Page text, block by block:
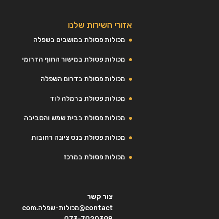
אזורי השירות שלנו
מכולות פסולת במושבים בשפלה
מכולות פסולת במישור החוף הדרומי
מכולות פסולת בדרום השפלה
מכולות פסולת ברמלה לוד
מכולות פסולת בבית שמש והסביבה
מכולות פסולת בנס ציונה רחובות
מכולות פסולת במרכז
צור קשר
contact@מכולות-שפלה.com